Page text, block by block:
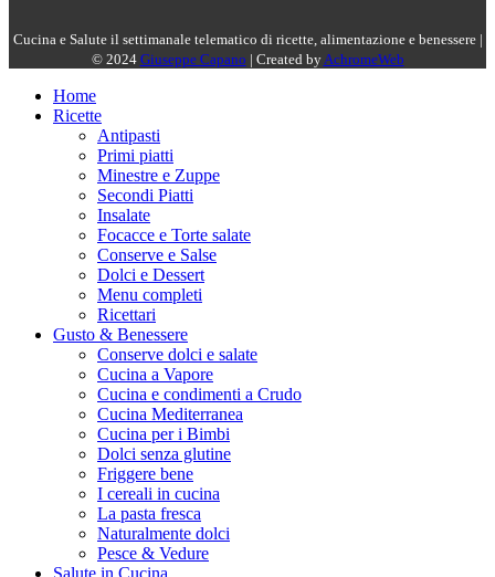
Cucina e Salute il settimanale telematico di ricette, alimentazione e benessere |
© 2024 Giuseppe Capano | Created byAchromeWeb
Home
Ricette
Antipasti
Primi piatti
Minestre e Zuppe
Secondi Piatti
Insalate
Focacce e Torte salate
Conserve e Salse
Dolci e Dessert
Menu completi
Ricettari
Gusto & Benessere
Conserve dolci e salate
Cucina a Vapore
Cucina e condimenti a Crudo
Cucina Mediterranea
Cucina per i Bimbi
Dolci senza glutine
Friggere bene
I cereali in cucina
La pasta fresca
Naturalmente dolci
Pesce & Vedure